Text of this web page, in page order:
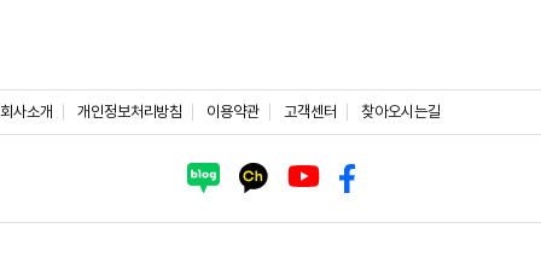
회사소개 개인정보처리방침 이용약관 고객센터 찾아오시는길